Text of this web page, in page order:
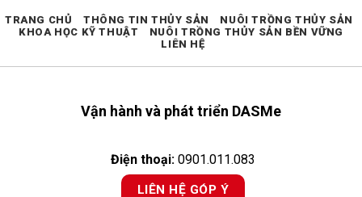
Vận hành và phát triển DASMe
Điện thoại: 0901.011.083
LIÊN HỆ GÓP Ý
TRANG CHỦ THÔNG TIN THỦY SẢN
NUÔI TRỒNG THỦY SẢN
KHOA HỌC KỸ THUẬT
NUÔI TRỒNG THỦY SẢN BỀN VỮNG
LIÊN HỆ